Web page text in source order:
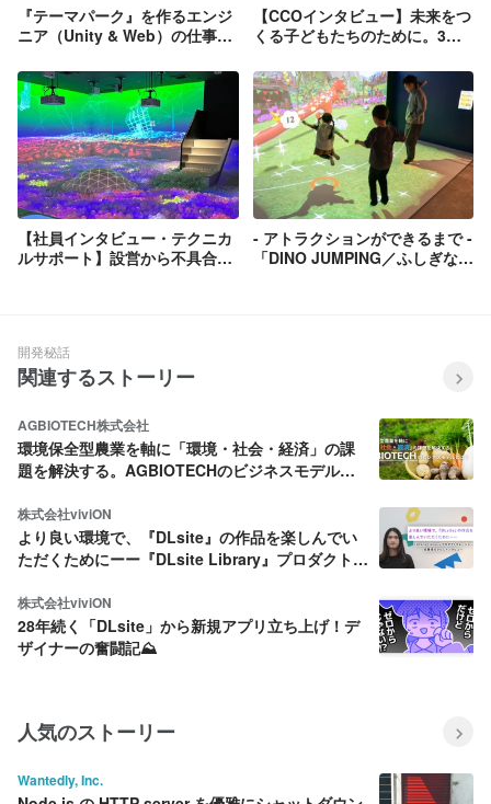
『テーマパーク』を作るエンジ
ニア（Unity & Web）の仕事と
【CCOインタビュー】未来をつ
くる子どもたちのために。3世
りたい
【社員インタビュー・テクニカ
ルサポート】設営から不具合対
- アトラクションができるまで -
「DINO JUMPING／ふしぎな大
開発秘話
関連するストーリー
AGBIOTECH株式会社
環境保全型農業を軸に「環境・社会・経済」の課
題を解決する。AGBIOTECHのビジネスモデルと
株式会社viviON
より良い環境で、『DLsite』の作品を楽しんでい
ただくためにーー『DLsite Library』プロダクトマ
株式会社viviON
28年続く「DLsite」から新規アプリ立ち上げ！デ
ザイナーの奮闘記⛰️
人気のストーリー
Wantedly, Inc.